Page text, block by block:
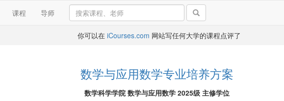
课程 导师
你可以在 iCourses.com 网站写任何大学的课程点评了
数学与应用数学专业培养方案
数学科学学院 数学与应用数学 2025级 主修学位